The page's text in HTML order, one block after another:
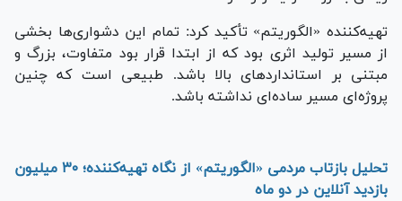
تهیه‌کننده «الگوریتم» تأکید کرد: تمام این دشواری‌ها بخشی
از مسیر تولید اثری بود که از ابتدا قرار بود متفاوت، بزرگ و
مبتنی بر استانداردهای بالا باشد. طبیعی است که چنین
پروژه‌ای مسیر ساده‌ای نداشته باشد.
تحلیل بازتاب مردمی «الگوریتم» از نگاه تهیه‌کننده؛ ۳۰ میلیون
بازدید آنلاین در دو ماه